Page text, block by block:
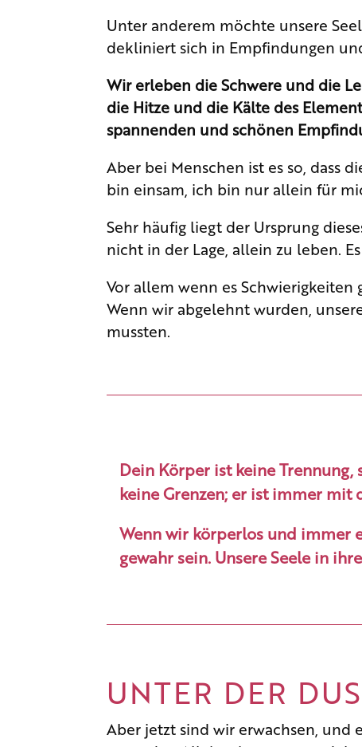
Unter anderem möchte unsere
dekliniert sich in Empfindungen
Wir erleben die Schwere und die
die Hitze und die Kälte des
spannenden und schönen
Aber bei Menschen ist es so, dass
bin einsam, ich bin nur allein für
Sehr häufig liegt der Ursprung
nicht in der Lage, allein zu leben.
Vor allem wenn es
Wenn wir abgelehnt wurden,
mussten.
Dein Körper ist keine
keine Grenzen; er ist immer mit
Wenn wir körperlos und immer
gewahr sein. Unsere Seele in
UNTER DER
Aber jetzt sind wir erwachsen, und